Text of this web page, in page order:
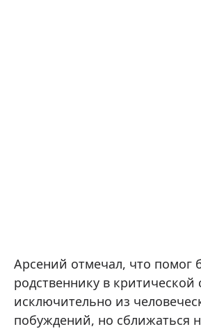
Арсений отмечал, что помог
родственнику в критической
исключительно из
побуждений, но сближаться